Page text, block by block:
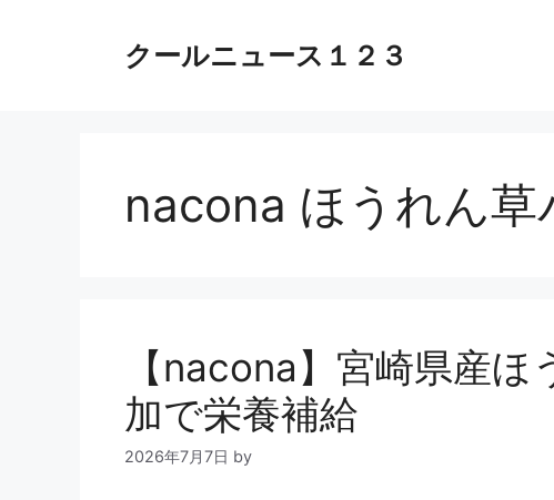
クールニュース１２３
nacona ほうれん草
【nacona】宮崎県産
加で栄養補給
2026年7月7日 by